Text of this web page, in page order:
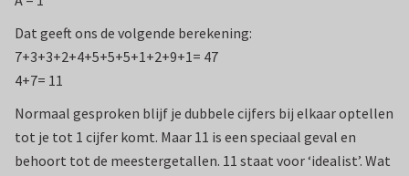
Dat geeft ons de volgende berekening:
7+3+3+2+4+5+5+5+1+2+9+1= 47
4+7= 11
Normaal gesproken blijf je dubbele cijfers bij elkaar optellen
tot je tot 1 cijfer komt. Maar 11 is een speciaal geval en
behoort tot de meestergetallen. 11 staat voor ‘idealist’. Wat